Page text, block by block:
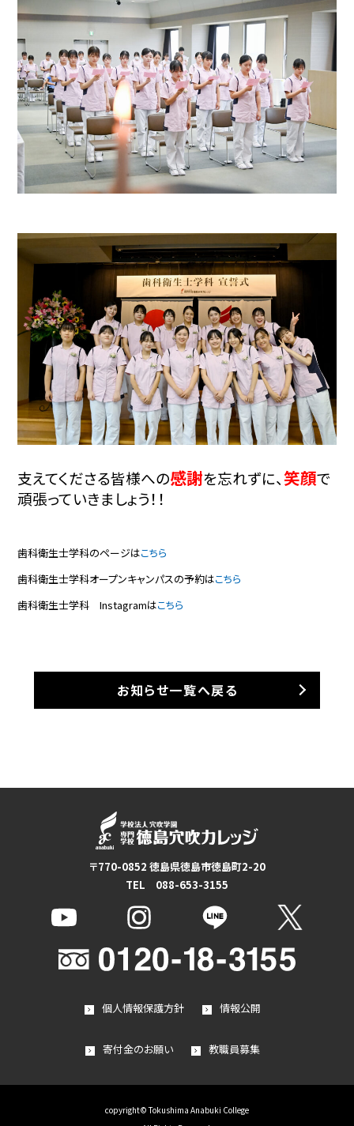
支えてくださる皆様への感謝を忘れずに、笑顔で
頑張っていきましょう！！
歯科衛生士学科のページはこちら
歯科衛生士学科オープンキャンパスの予約はこちら
歯科衛生士学科 Instagramはこちら
お知らせ一覧へ戻る
〒770-0852 徳島県徳島市徳島町2-20
TEL 088-653-3155
個人情報保護方針 情報公開
寄付金のお願い 教職員募集
copyright© Tokushima Anabuki College